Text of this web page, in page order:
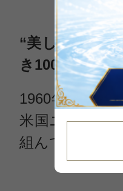
ブラ
“美しい肌は
き100％無香
1960年代、有
米国ニューヨ
組んで生まれ